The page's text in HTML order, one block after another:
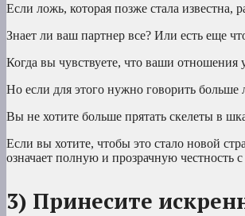
Если ложь, которая позже стала известна,
Знает ли ваш партнер все? Или есть еще
Когда вы чувствуете, что ваши отношения
Но если для этого нужно говорить
Вы не хотите больше прятать скелеты в
Если вы хотите, чтобы это стало новой
означает полную и прозрачную честность
3) Принесите